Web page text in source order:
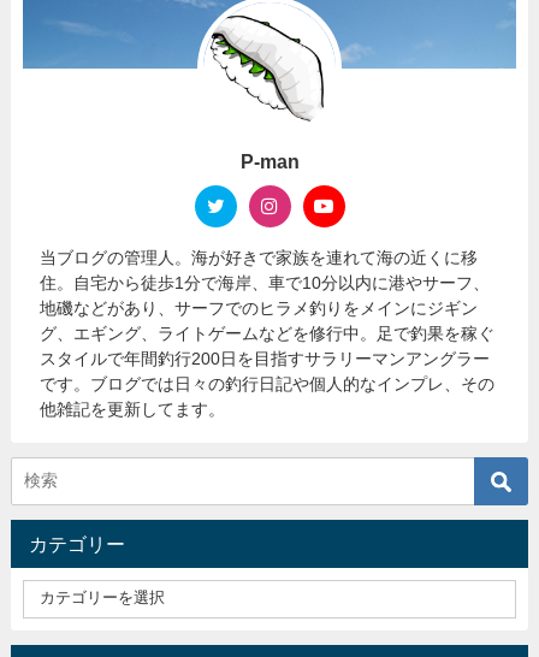
P-man
当ブログの管理人。海が好きで家族を連れて海の近くに移
住。自宅から徒歩1分で海岸、車で10分以内に港やサーフ、
地磯などがあり、サーフでのヒラメ釣りをメインにジギン
グ、エギング、ライトゲームなどを修行中。足で釣果を稼ぐ
スタイルで年間釣行200日を目指すサラリーマンアングラー
です。ブログでは日々の釣行日記や個人的なインプレ、その
他雑記を更新してます。
カテゴリー